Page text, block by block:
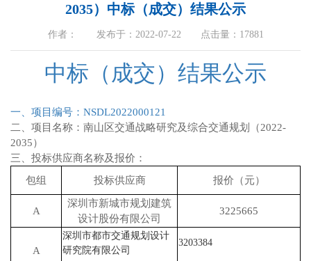
2035）中标（成交）结果公示
作者： 发布于：2022-07-22 点击量：17881
中标（成交）结果公示
一、项目编号：NSDL2022000121
二、项目名称：南山区交通战略研究及综合交通规划（2022-
2035）
三、投标供应商名称及报价：
包组
投标供应商 报价（元）
A
深圳市新城市规划建筑
设计股份有限公司
3225665
A
深圳市都市交通规划设计
研究院有限公司
3203384